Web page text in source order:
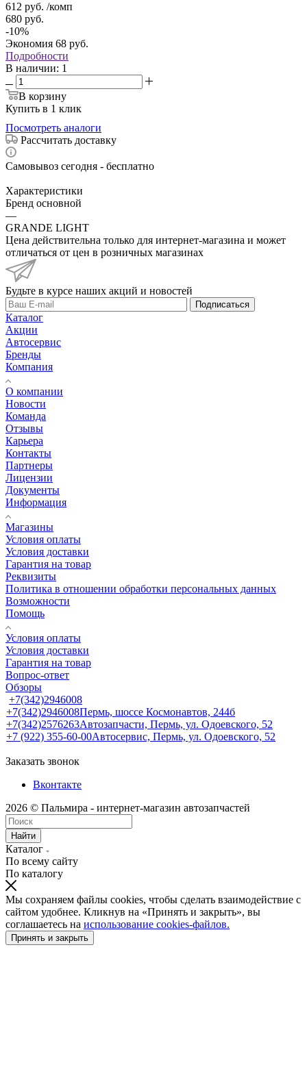
612 руб. /комп
680 руб.
-10%
Экономия 68 руб.
Подробности
В наличии: 1
В корзину
Купить в 1 клик
Посмотреть аналоги
Рассчитать доставку
Самовывоз сегодня - бесплатно
Характеристики
Бренд основной
—
GRANDE LIGHT
Цена действительна только для интернет-магазина и может
отличаться от цен в розничных магазинах
Будьте в курсе наших акций и новостей
Подписаться
Каталог
Акции
Автосервис
Бренды
Компания
О компании
Новости
Команда
Отзывы
Карьера
Контакты
Партнеры
Лицензии
Документы
Информация
Магазины
Условия оплаты
Условия доставки
Гарантия на товар
Реквизиты
Политика в отношении обработки персональных данных
Возможности
Помощь
Условия оплаты
Условия доставки
Гарантия на товар
Вопрос-ответ
Обзоры
+7(342)2946008
+7(342)2946008Пермь, шоссе Космонавтов, 244б
+7(342)2576263Автозапчасти, Пермь, ул. Одоевского, 52
+7 (922) 355-60-00Автосервис, Пермь, ул. Одоевского, 52
Заказать звонок
Вконтакте
2026 © Пальмира - интернет-магазин автозапчастей
Найти
Каталог
По всему сайту
По каталогу
Мы сохраняем файлы cookies, чтобы сделать взаимодействие с
сайтом удобнее. Кликнув на «Принять и закрыть», вы
соглашаетесь на использование cookies-файлов.
Принять и закрыть